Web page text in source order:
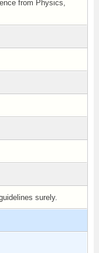
from Physics,
surely.